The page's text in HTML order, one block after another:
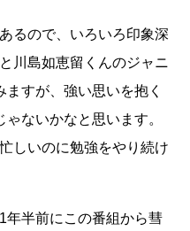
るので、いろいろ印象深
川島如恵留くんのジャニ
すが、強い思いを抱く
ないかなと思います。
しいのに勉強をやり続け
年半前にこの番組から彗